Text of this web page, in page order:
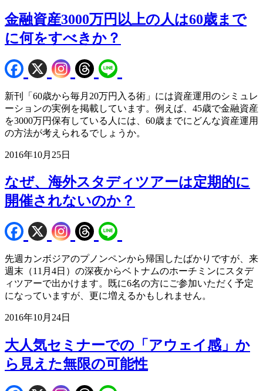
金融資産3000万円以上の人は60歳まで
に何をすべきか？
新刊「60歳から毎月20万円入る術」には資産運用のシミュレ
ーションの実例を掲載しています。例えば、45歳で金融資産
を3000万円保有している人には、60歳までにどんな資産運用
の方法が考えられるでしょうか。
2016年10月25日
なぜ、海外スタディツアーは定期的に
開催されないのか？
先週カンボジアのプノンペンから帰国したばかりですが、来
週末（11月4日）の深夜からベトナムのホーチミンにスタデ
ィツアーで出かけます。既に6名の方にご参加いただく予定
になっていますが、更に増えるかもしれません。
2016年10月24日
大人気セミナーでの「アウェイ感」か
ら見えた無限の可能性